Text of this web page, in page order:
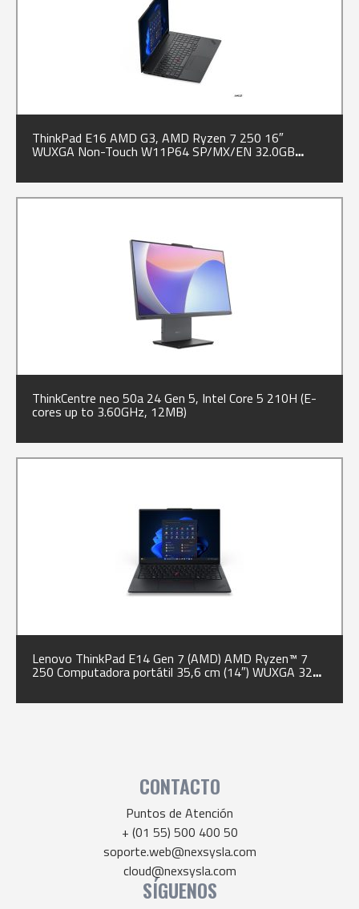
ThinkPad E16 AMD G3, AMD Ryzen 7 250 16″
WUXGA Non-Touch W11P64 SP/MX/EN 32.0GB
ThinkCentre neo 50a 24 Gen 5, Intel Core 5 210H (E-
cores up to 3.60GHz, 12MB)
Lenovo ThinkPad E14 Gen 7 (AMD) AMD Ryzen™ 7
250 Computadora portátil 35,6 cm (14″) WUXGA 32
GB DDR5-SDRAM 1 TB SSD Wi-Fi 6 (802.11ax)
Windows 11 Pro Negro Español
CONTACTO
Puntos de Atención
+ (01 55) 500 400 50
soporte.web@nexsysla.com
cloud@nexsysla.com
SÍGUENOS